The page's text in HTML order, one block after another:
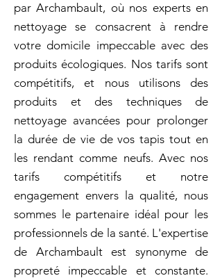
par Archambault, où nos experts en
nettoyage se consacrent à rendre
votre domicile impeccable avec des
produits écologiques. Nos tarifs sont
compétitifs, et nous utilisons des
produits et des techniques de
nettoyage avancées pour prolonger
la durée de vie de vos tapis tout en
les rendant comme neufs. Avec nos
tarifs compétitifs et notre
engagement envers la qualité, nous
sommes le partenaire idéal pour les
professionnels de la santé. L'expertise
de Archambault est synonyme de
propreté impeccable et constante.